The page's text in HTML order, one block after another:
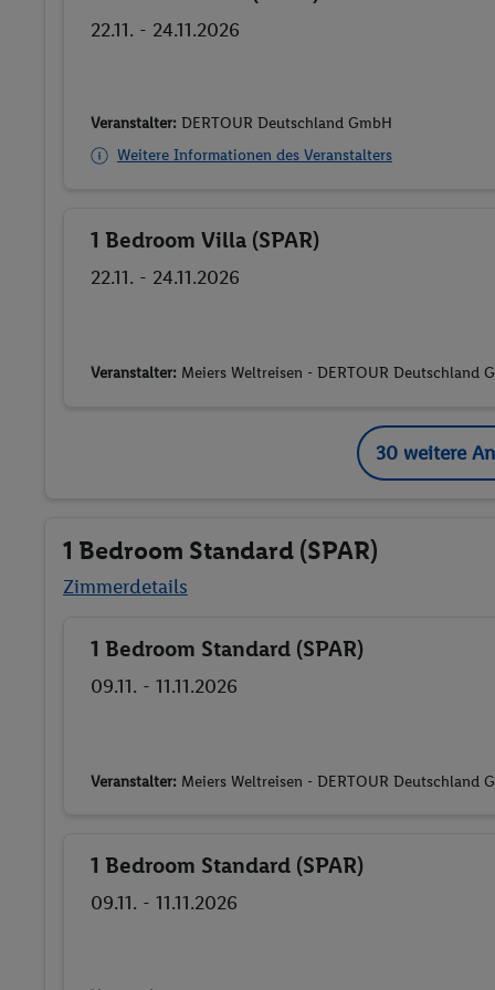
22.11. - 24.11.2026
Veranstalter: DERTOUR Deutschland GmbH
Weitere Informationen des Veranstalters
Buchen
1 Bedroom Villa (SPAR)
22.11. - 24.11.2026
Veranstalter: Meiers Weltreisen - DERTOUR Deutschland
30 weitere
1 Bedroom Standard (SPAR)
Zimmerdetails
Buchen
1 Bedroom Standard (SPAR)
09.11. - 11.11.2026
Veranstalter: Meiers Weltreisen - DERTOUR Deutschland
Buchen
1 Bedroom Standard (SPAR)
09.11. - 11.11.2026